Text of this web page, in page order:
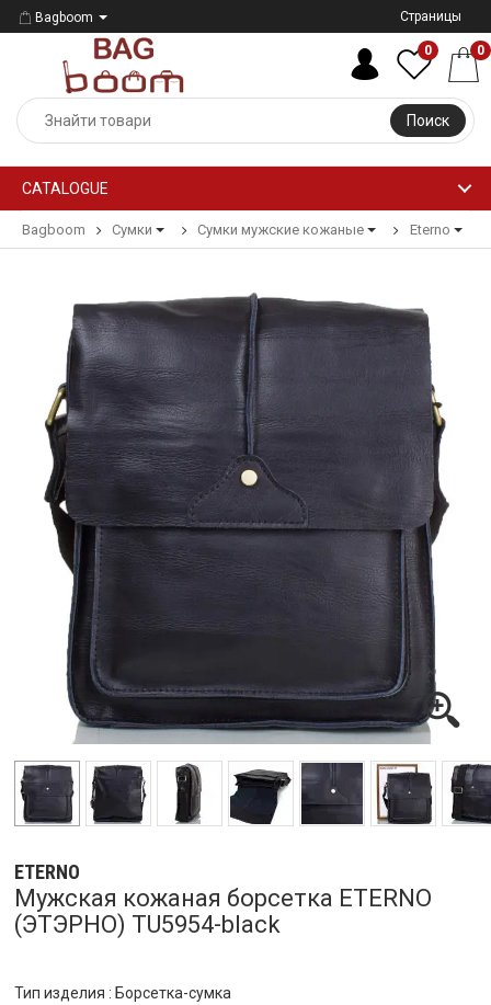
Bagboom Страницы
Поиск
0 0
CATALOGUE
Bagboom Сумки Сумки мужские кожаные Eterno
ETERNO
Мужская кожаная борсетка ETERNO
(ЭТЭРНО) TU5954-black
Тип изделия : Борсетка-сумка